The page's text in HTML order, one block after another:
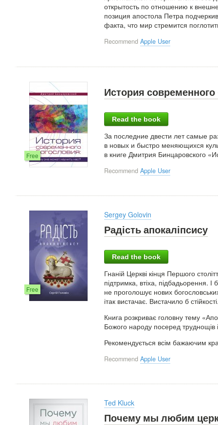
открытость по отношению к
позиция апостола Петра
факта, что мир стремится
Recommend Apple User
Free
История
Read the book
За последние двести лет самые
в новых и быстро меняющихся
в книге Дмитрия Бинцаровского
Recommend Apple User
Free
Sergey Golovin
Радість апокаліпсису
Read the book
Гнаній Церкві кінця Першого
підтримка, втіха, підбадьорення.
не проголошує нових
ітак вистачає. Вистачило б
Книга розкриває головну тему
Божого народу посеред труднощів
Рекомендується всім бажаючим
Recommend Apple User
Ted Kluck
Почему мы любим